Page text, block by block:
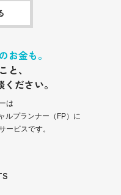
お金も。
と、
ださい。
は
ルプランナー（FP）に
ービスです。